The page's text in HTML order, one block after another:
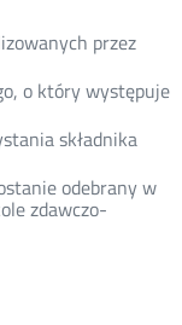
przez
o który występuje
składnika
odebrany w
zdawczo-